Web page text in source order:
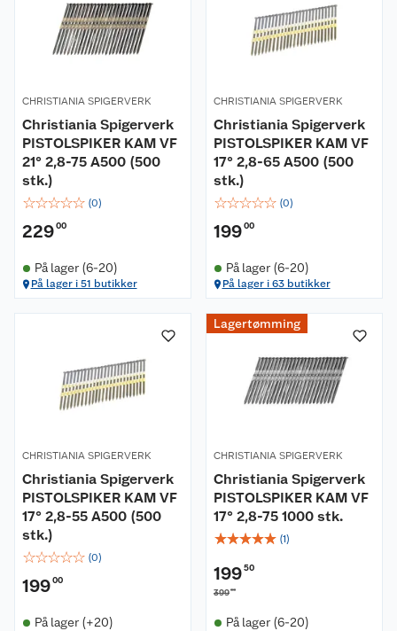
CHRISTIANIA SPIGERVERK
Christiania Spigerverk
PISTOLSPIKER KAM VF
21° 2,8-75 A500 (500
stk.)
☆☆☆☆☆ (0)
22900
På lager (6-20)
På lager i 51 butikker
CHRISTIANIA SPIGERVERK
Christiania Spigerverk
PISTOLSPIKER KAM VF
17° 2,8-65 A500 (500
stk.)
☆☆☆☆☆ (0)
19900
På lager (6-20)
På lager i 63 butikker
CHRISTIANIA SPIGERVERK
Christiania Spigerverk
PISTOLSPIKER KAM VF
17° 2,8-55 A500 (500
stk.)
☆☆☆☆☆ (0)
19900
På lager (+20)
Lagertømming
CHRISTIANIA SPIGERVERK
Christiania Spigerverk
PISTOLSPIKER KAM VF
17° 2,8-75 1000 stk.
☆☆☆☆☆ (1)
19950
39900
På lager (6-20)